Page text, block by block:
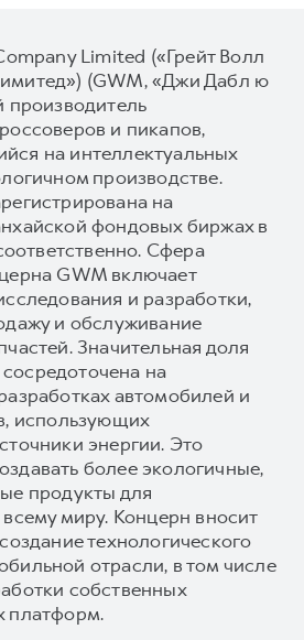
Limited («Грейт Волл
(GWM, «Джи Дабл ю
производитель
и пикапов,
на интеллектуальных
производстве.
на
фондовых биржах в
Сфера
GWM включает
и разработки,
и обслуживание
Значительная доля
на
автомобилей и
использующих
энергии. Это
более экологичные,
продукты для
миру. Концерн вносит
технологического
отрасли, в том числе
собственных
платформ.